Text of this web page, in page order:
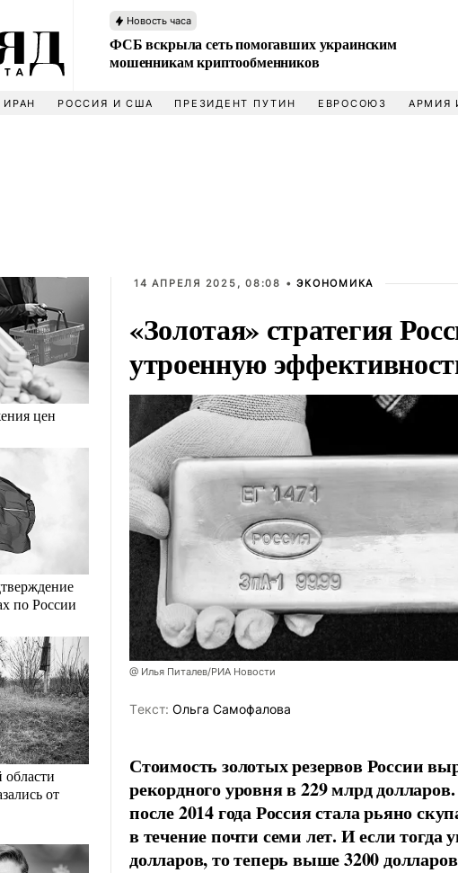
Новость часа
ФСБ вскрыла сеть помогавших украинским
мошенникам криптообменников
ИРАН РОССИЯ И США ПРЕЗИДЕНТ ПУТИН ЕВРОСОЮЗ АРМИЯ
цен
по России
от
14 АПРЕЛЯ 2025, 08:08 •ЭКОНОМИКА
«Золотая» стратегия
утроенную
@ Илья Питалев/РИА Новости
Tекст: Ольга Самофалова
Стоимость золотых резервов России
рекордного уровня в 229 млрд
после 2014 года Россия стала рьяно
в течение почти семи лет. И если тогда
долларов, то теперь выше 3200